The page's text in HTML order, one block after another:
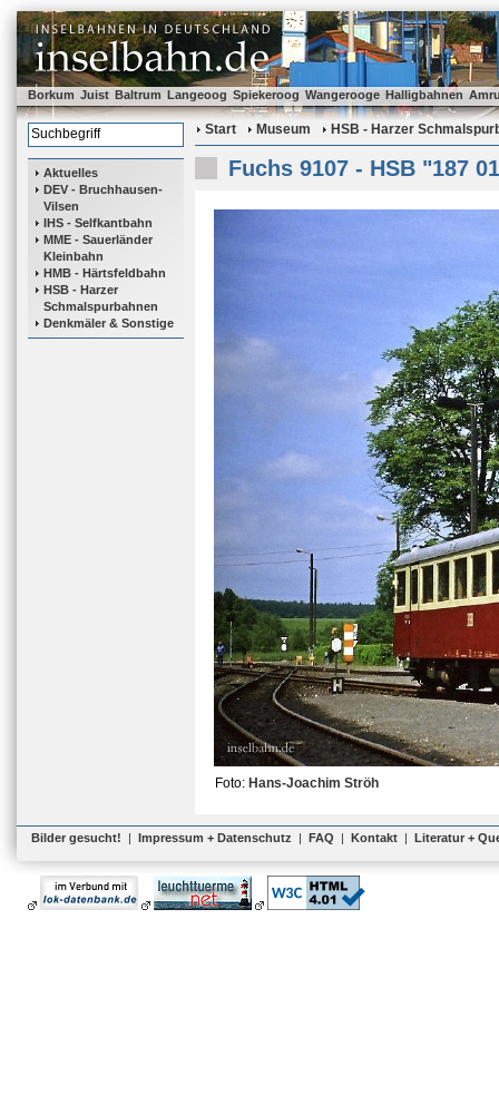
Borkum Juist Baltrum Langeoog Spiekeroog Wangerooge Halligbahnen
Aktuelles
DEV - Bruchhausen-
Vilsen
IHS - Selfkantbahn
MME - Sauerländer
Kleinbahn
HMB - Härtsfeldbahn
HSB - Harzer
Schmalspurbahnen
Denkmäler & Sonstige
Start Museum HSB - Harzer
Fuchs 9107 - HSB "187
Foto: Hans-Joachim Ströh
Bilder gesucht! | Impressum + Datenschutz | FAQ | Kontakt | Literatur +